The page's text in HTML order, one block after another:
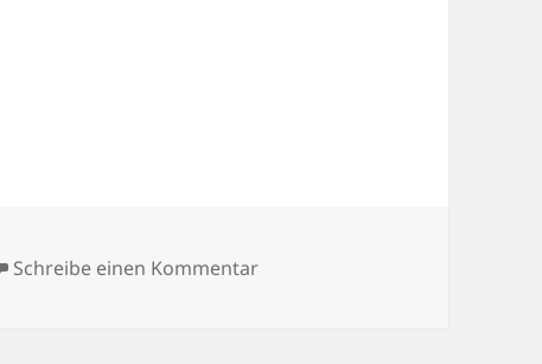
Schreibe einen Kommentarzu Besuch vom Kuckucksei ;)